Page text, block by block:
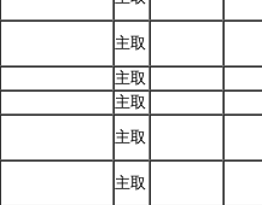
主取
主取
主取
主取
主取